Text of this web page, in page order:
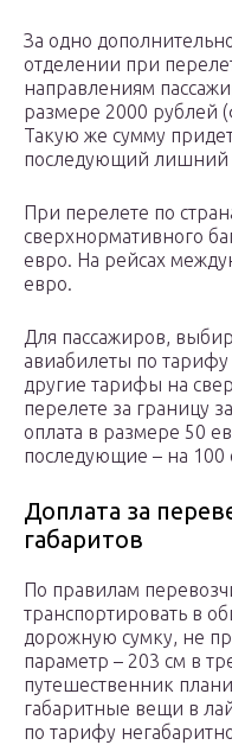
За одно
отделении при
направлениям
размере 2000 рублей
Такую же сумму
последующий лишний
При перелете по
сверхнормативного
евро. На рейсах
евро.
Для пассажиров,
авиабилеты по
другие тарифы на
перелете за границу
оплата в размере 50
последующие – на
Доплата за
габаритов
По правилам
транспортировать в
дорожную сумку, не
параметр – 203 см в
путешественник
габаритные вещи в
по тарифу